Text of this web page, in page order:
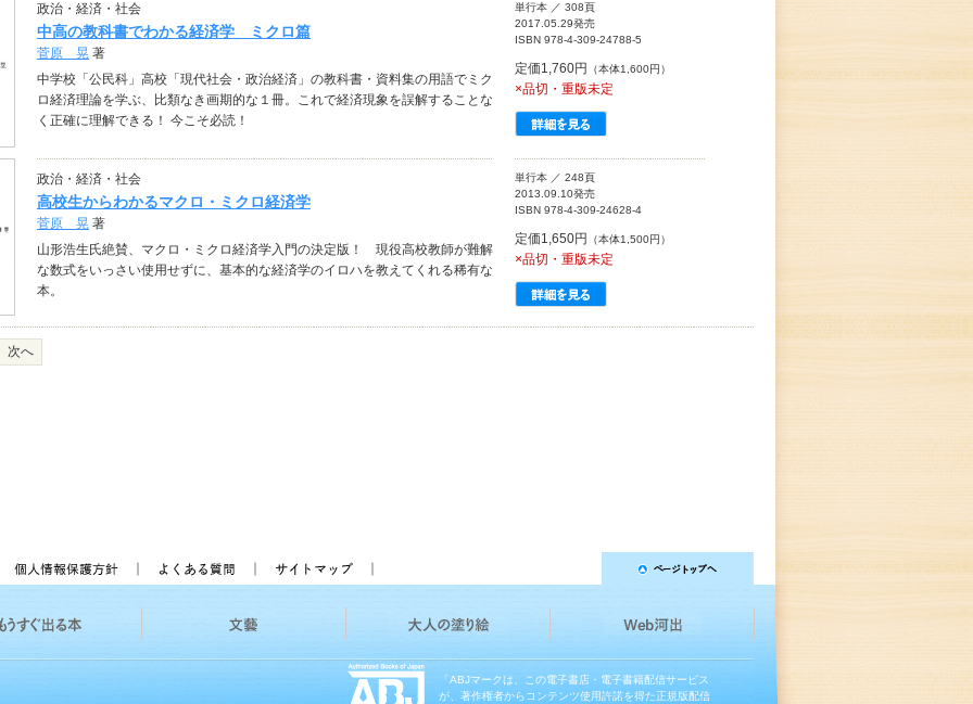
政治・経済・社会
中高の教科書でわかる経済学 ミクロ篇
菅原 晃 著
中学校「公民科」高校「現代社会・政治経済」の教科書・資料集の用語でミク
ロ経済理論を学ぶ、比類なき画期的な１冊。これで経済現象を誤解することな
く正確に理解できる！ 今こそ必読！
単行本 ／ 308頁
2017.05.29発売
ISBN 978-4-309-24788-5
定価1,760円 （本体1,600円）
×品切・重版未定
政治・経済・社会
高校生からわかるマクロ・ミクロ経済学
菅原 晃 著
山形浩生氏絶賛、マクロ・ミクロ経済学入門の決定版！ 現役高校教師が難解
な数式をいっさい使用せずに、基本的な経済学のイロハを教えてくれる稀有な
本。
単行本 ／ 248頁
2013.09.10発売
ISBN 978-4-309-24628-4
定価1,650円 （本体1,500円）
×品切・重版未定
次へ
「ABJマークは、この電子書店・電子書籍配信サービス
が、著作権者からコンテンツ使用許諾を得た正規版配信